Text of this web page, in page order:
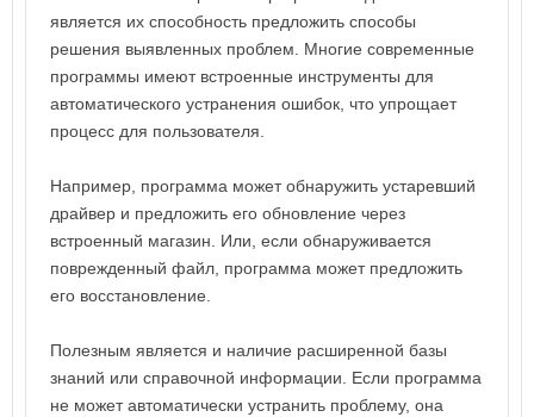
является их способность предложить способы
решения выявленных проблем. Многие современные
программы имеют встроенные инструменты для
автоматического устранения ошибок, что упрощает
процесс для пользователя.
Например, программа может обнаружить устаревший
драйвер и предложить его обновление через
встроенный магазин. Или, если обнаруживается
поврежденный файл, программа может предложить
его восстановление.
Полезным является и наличие расширенной базы
знаний или справочной информации. Если программа
не может автоматически устранить проблему, она